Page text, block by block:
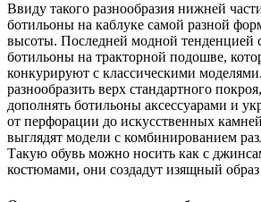
Ввиду такого разнообразия нижней
ботильоны на каблуке самой разной
высоты. Последней модной тенденцией
ботильоны на тракторной подошве,
конкурируют с классическими
разнообразить верх стандартного
дополнять ботильоны аксессуарами и
от перфорации до искусственных
выглядят модели с комбинированием
Такую обувь можно носить как с
костюмами, они создадут изящный